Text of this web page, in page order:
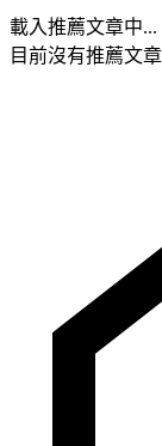
載入推薦文章中...
目前沒有推薦文章